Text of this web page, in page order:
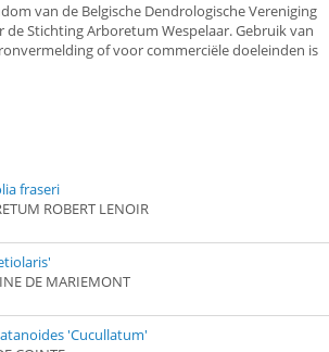
van de Belgische Dendrologische Vereniging
Stichting Arboretum Wespelaar. Gebruik van
of voor commerciële doeleinden is
fraseri
ROBERT LENOIR
DE MARIEMONT
'Cucullatum'